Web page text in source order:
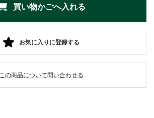
お気に入りに登録する
この商品について問い合わせる